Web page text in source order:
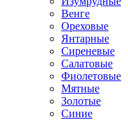
Венге
Ореховые
Янтарные
Сиреневые
Салатовые
Фиолетовые
Мятные
Золотые
Синие